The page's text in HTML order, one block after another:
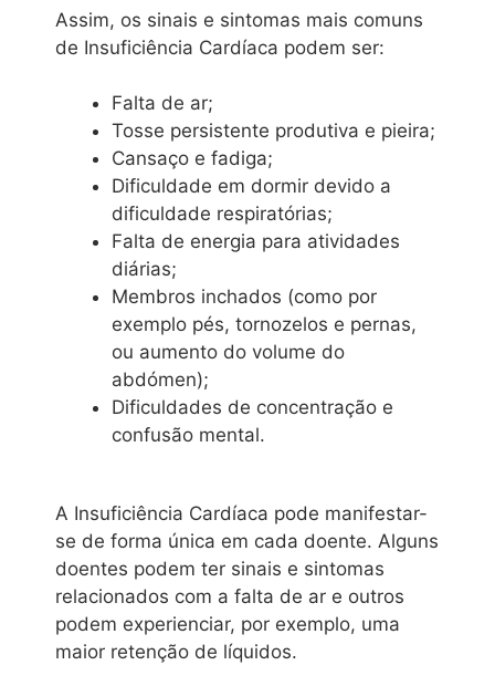
Assim, os sinais e sintomas mais comuns
de Insuficiência Cardíaca podem ser:
Falta de ar;
Tosse persistente produtiva e pieira;
Cansaço e fadiga;
Dificuldade em dormir devido a
dificuldade respiratórias;
Falta de energia para atividades
diárias;
Membros inchados (como por
exemplo pés, tornozelos e pernas,
ou aumento do volume do
abdómen);
Dificuldades de concentração e
confusão mental.
A Insuficiência Cardíaca pode manifestar-
se de forma única em cada doente. Alguns
doentes podem ter sinais e sintomas
relacionados com a falta de ar e outros
podem experienciar, por exemplo, uma
maior retenção de líquidos.